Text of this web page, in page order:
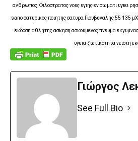
ανθρωπος, Φιλοστρατος νους υγιης εν σωματι υγιει
sano σατυρικος ποιητης σατυρα Γιουβεναλης 55 135
εκδοση αθλητης ασκηση ασκουμενος πνευμα
υγεια ζωτικοτητα νειοτη
Γιώργος
See Full Bio